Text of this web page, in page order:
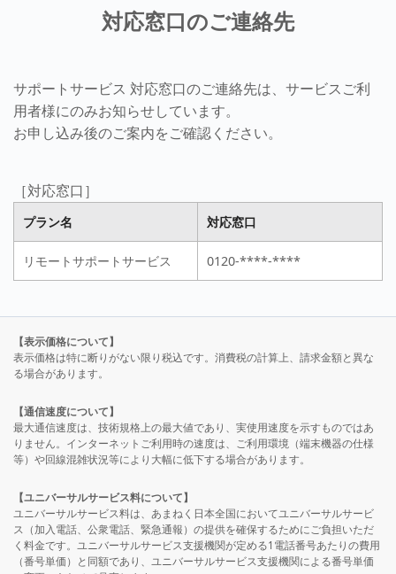
対応窓口のご連絡先
サポートサービス 対応窓口のご連絡先は、サービスご利
用者様にのみお知らせしています。
お申し込み後のご案内をご確認ください。
［対応窓口］
プラン名 対応窓口
リモートサポートサービス 0120-****-****
【表示価格について】
表示価格は特に断りがない限り税込です。消費税の計算上、請求金額と異な
る場合があります。
【通信速度について】
最大通信速度は、技術規格上の最大値であり、実使用速度を示すものではあ
りません。インターネットご利用時の速度は、ご利用環境（端末機器の仕様
等）や回線混雑状況等により大幅に低下する場合があります。
【ユニバーサルサービス料について】
ユニバーサルサービス料は、あまねく日本全国においてユニバーサルサービ
ス（加入電話、公衆電話、緊急通報）の提供を確保するためにご負担いただ
く料金です。ユニバーサルサービス支援機関が定める1電話番号あたりの費用
（番号単価）と同額であり、ユニバーサルサービス支援機関による番号単価